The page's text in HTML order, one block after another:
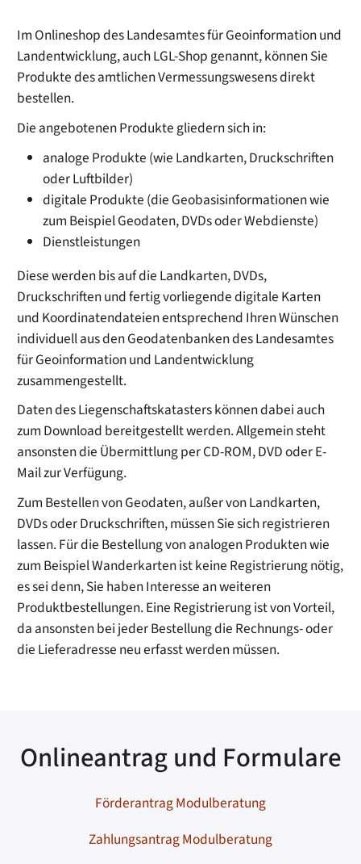
Im Onlineshop des Landesamtes für Geoinformation und
Landentwicklung, auch LGL-Shop genannt, können Sie
Produkte des amtlichen Vermessungswesens direkt
bestellen.
Die angebotenen Produkte gliedern sich in:
analoge Produkte (wie Landkarten, Druckschriften
oder Luftbilder)
digitale Produkte (die Geobasisinformationen wie
zum Beispiel Geodaten, DVDs oder Webdienste)
Dienstleistungen
Diese werden bis auf die Landkarten, DVDs,
Druckschriften und fertig vorliegende digitale Karten
und Koordinatendateien entsprechend Ihren Wünschen
individuell aus den Geodatenbanken des Landesamtes
für Geoinformation und Landentwicklung
zusammengestellt.
Daten des Liegenschaftskatasters können dabei auch
zum Download bereitgestellt werden. Allgemein steht
ansonsten die Übermittlung per CD-ROM, DVD oder E-
Mail zur Verfügung.
Zum Bestellen von Geodaten, außer von Landkarten,
DVDs oder Druckschriften, müssen Sie sich registrieren
lassen. Für die Bestellung von analogen Produkten wie
zum Beispiel Wanderkarten ist keine Registrierung nötig,
es sei denn, Sie haben Interesse an weiteren
Produktbestellungen. Eine Registrierung ist von Vorteil,
da ansonsten bei jeder Bestellung die Rechnungs- oder
die Lieferadresse neu erfasst werden müssen.
Onlineantrag und Formulare
Förderantrag Modulberatung
Zahlungsantrag Modulberatung